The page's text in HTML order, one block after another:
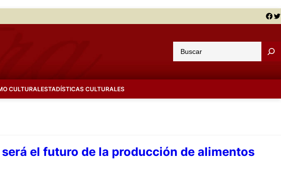
Facebook Twitter
u
a
CULTURALESTADÍSTICAS CULTURALES
el futuro de la producción de alimentos